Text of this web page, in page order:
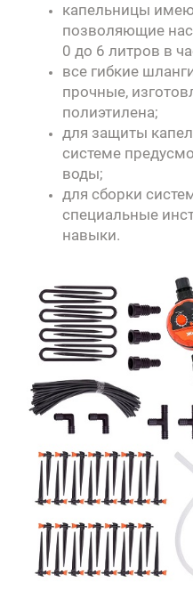
капельницы
позволяющие
0 до 6 литров в
все гибкие
прочные,
полиэтилена;
для защиты
системе
воды;
для сборки
специальные
навыки.